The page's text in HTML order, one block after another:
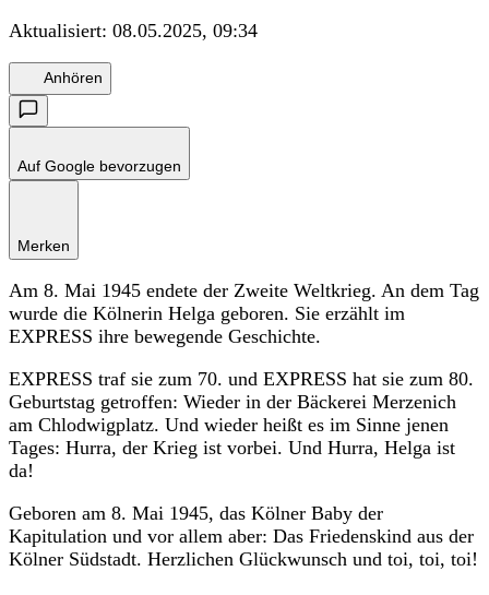
Aktualisiert: 08.05.2025, 09:34
Anhören
Auf Google bevorzugen
Merken
Am 8. Mai 1945 endete der Zweite Weltkrieg. An dem Tag
wurde die Kölnerin Helga geboren. Sie erzählt im
EXPRESS ihre bewegende Geschichte.
EXPRESS traf sie zum 70. und EXPRESS hat sie zum 80.
Geburtstag getroffen: Wieder in der Bäckerei Merzenich
am Chlodwigplatz. Und wieder heißt es im Sinne jenen
Tages: Hurra, der Krieg ist vorbei. Und Hurra, Helga ist
da!
Geboren am 8. Mai 1945, das Kölner Baby der
Kapitulation und vor allem aber: Das Friedenskind aus der
Kölner Südstadt. Herzlichen Glückwunsch und toi, toi, toi!